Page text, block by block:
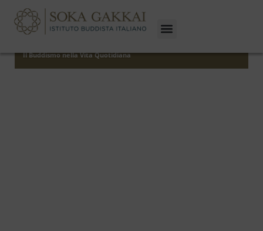
Il Buddismo nella Vita Quotidiana